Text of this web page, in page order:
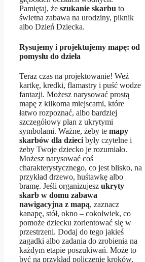
Pamiętaj, że szukanie skarbu to
świetna zabawa na urodziny, piknik
albo Dzień Dziecka.
Rysujemy i projektujemy mapę: od
pomysłu do dzieła
Teraz czas na projektowanie! Weź
kartkę, kredki, flamastry i puść wodze
fantazji. Możesz narysować prostą
mapę z kilkoma miejscami, które
łatwo rozpoznać, albo bardziej
szczegółowy plan z ukrytymi
symbolami. Ważne, żeby te mapy
skarbów dla dzieci były czytelne i
żeby Twoje dziecko je rozumiało.
Możesz narysować coś
charakterystycznego, co jest blisko, na
przykład drzewo, huśtawkę albo
bramę. Jeśli organizujesz ukryty
skarb w domu zabawa
nawigacyjna z mapą, zaznacz
kanapę, stół, okno – cokolwiek, co
pomoże dziecku zorientować się w
przestrzeni. Dodaj do tego jakieś
zagadki albo zadania do zrobienia na
każdym etapie poszukiwań. Może to
być na przykład policzenie kroków,